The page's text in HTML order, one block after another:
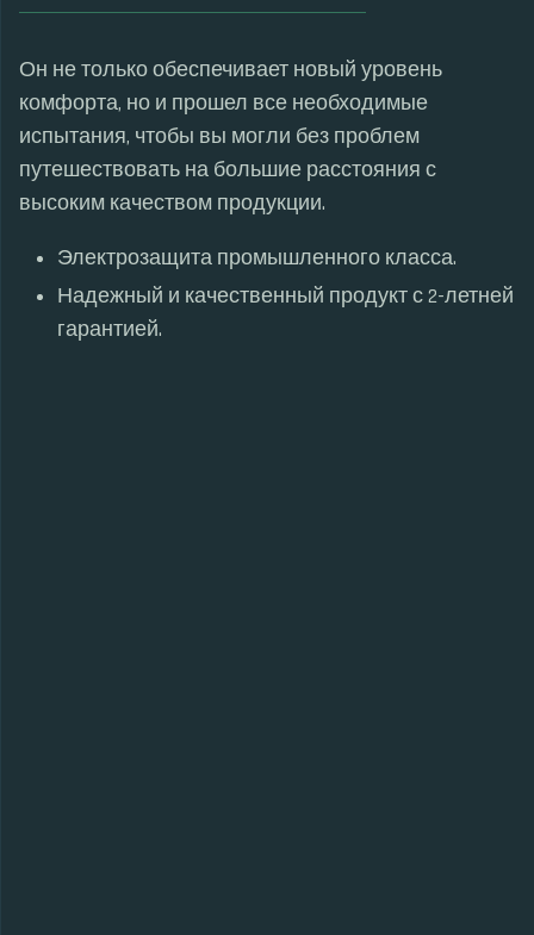
Он не только обеспечивает новый уровень
комфорта, но и прошел все необходимые
испытания, чтобы вы могли без проблем
путешествовать на большие расстояния с
высоким качеством продукции.
Электрозащита промышленного класса.
Надежный и качественный продукт с 2-летней
гарантией.